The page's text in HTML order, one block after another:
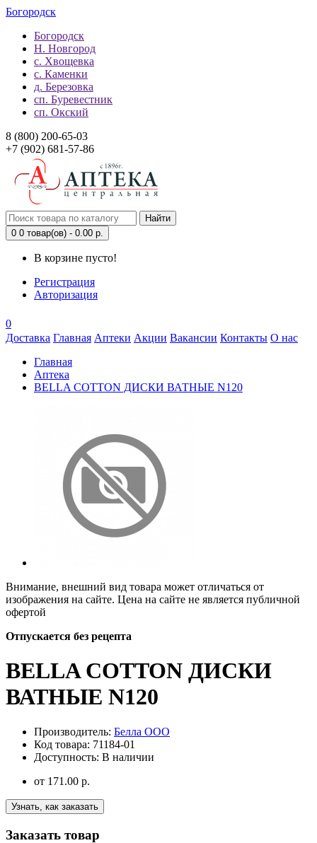
Богородск
Богородск
Н. Новгород
с. Хвощевка
с. Каменки
д. Березовка
сп. Буревестник
сп. Окский
8 (800) 200-65-03
+7 (902) 681-57-86
Найти
0 0 товар(ов) - 0.00 р.
В корзине пусто!
Регистрация
Авторизация
0
Доставка Главная Аптеки Акции Вакансии Контакты О нас
Главная
Аптека
BELLA COTTON ДИСКИ ВАТНЫЕ N120
Внимание, внешний вид товара может отличаться от
изображения на сайте. Цена на сайте не является публичной
офертой
Отпускается без рецепта
BELLA COTTON ДИСКИ
ВАТНЫЕ N120
Производитель: Белла ООО
Код товара: 71184-01
Доступность: В наличии
от 171.00 р.
Узнать, как заказать
Заказать товар